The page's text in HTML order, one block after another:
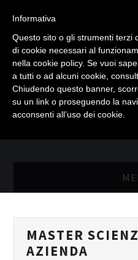
MASTER MARKETING & RETAIL
MASTER
AZIENDA
Informativa
Questo sito o gli strumenti terzi
di cookie necessari al
nella cookie policy. Se vuoi
a tutti o ad alcuni cookie,
Chiudendo questo banner,
su un link o proseguendo la
acconsenti all’uso dei cookie.